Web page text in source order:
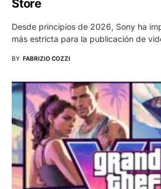
Store
Desde principios de 2026, Sony ha
más estricta para la publicación de
BY FABRIZIO COZZI